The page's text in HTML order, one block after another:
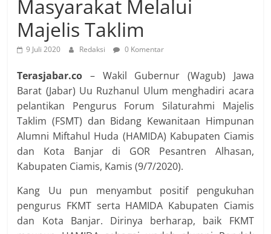
Masyarakat Melalui
Majelis Taklim
9 Juli 2020 Redaksi 0 Komentar
Terasjabar.co – Wakil Gubernur (Wagub) Jawa
Barat (Jabar) Uu Ruzhanul Ulum menghadiri acara
pelantikan Pengurus Forum Silaturahmi Majelis
Taklim (FSMT) dan Bidang Kewanitaan Himpunan
Alumni Miftahul Huda (HAMIDA) Kabupaten Ciamis
dan Kota Banjar di GOR Pesantren Alhasan,
Kabupaten Ciamis, Kamis (9/7/2020).
Kang Uu pun menyambut positif pengukuhan
pengurus FKMT serta HAMIDA Kabupaten Ciamis
dan Kota Banjar. Dirinya berharap, baik FKMT